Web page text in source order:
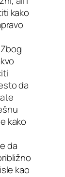
kako
da
kako
da
kao